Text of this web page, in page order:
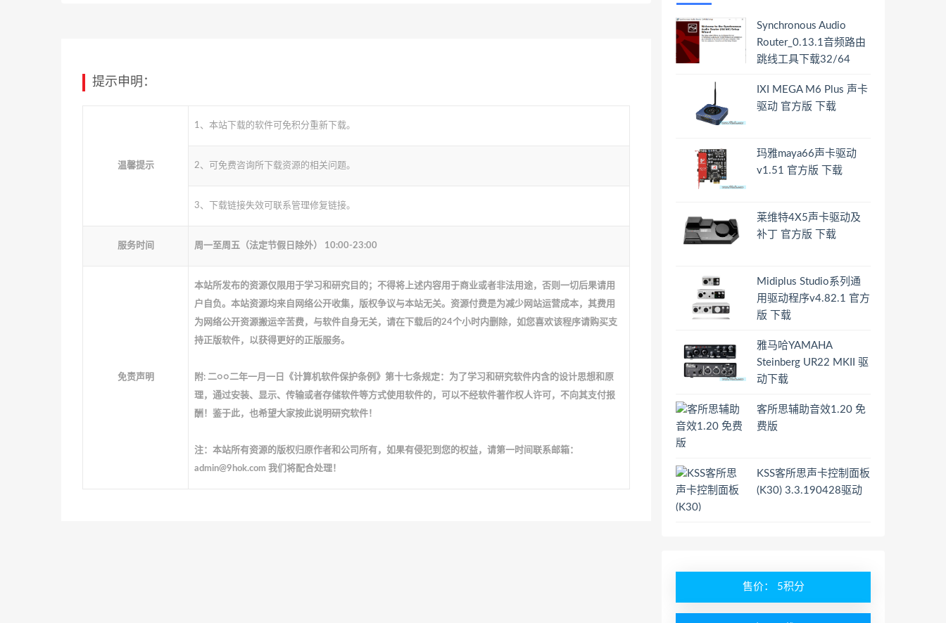
提示申明：
温馨提示
1、本站下载的软件可免积分重新下载。
2、可免费咨询所下载资源的相关问题。
3、下载链接失效可联系管理修复链接。
服务时间 周一至周五（法定节假日除外） 10:00-23:00
免责声明
本站所发布的资源仅限用于学习和研究目的；不得将上述内容用于商业或者非法用途，否则一切后果请用
户自负。本站资源均来自网络公开收集，版权争议与本站无关。资源付费是为减少网站运营成本，其费用
为网络公开资源搬运辛苦费，与软件自身无关，请在下载后的24个小时内删除，如您喜欢该程序请购买支
持正版软件，以获得更好的正版服务。
附: 二○○二年一月一日《计算机软件保护条例》第十七条规定：为了学习和研究软件内含的设计思想和原
理，通过安装、显示、传输或者存储软件等方式使用软件的，可以不经软件著作权人许可，不向其支付报
酬！鉴于此，也希望大家按此说明研究软件！
注：本站所有资源的版权归原作者和公司所有，如果有侵犯到您的权益，请第一时间联系邮箱：
admin@9hok.com 我们将配合处理！
Synchronous Audio
Router_0.13.1音频路由
跳线工具下载32/64
IXI MEGA M6 Plus 声卡
驱动 官方版 下载
玛雅maya66声卡驱动
v1.51 官方版 下载
莱维特4X5声卡驱动及
补丁 官方版 下载
Midiplus Studio系列通
用驱动程序v4.82.1 官方
版 下载
雅马哈YAMAHA
Steinberg UR22 MKII 驱
动下载
客所思辅助音效1.20 免
费版
KSS客所思声卡控制面板
(K30) 3.3.190428驱动
售价： 5积分